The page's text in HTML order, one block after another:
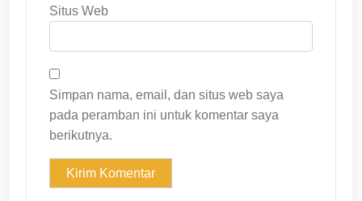
Situs Web
Simpan nama, email, dan situs web saya
pada peramban ini untuk komentar saya
berikutnya.